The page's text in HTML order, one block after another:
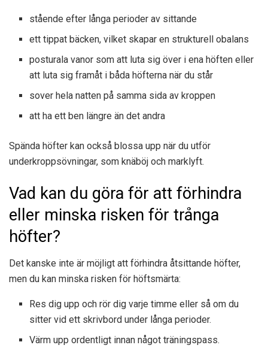
stående efter långa perioder av sittande
ett tippat bäcken, vilket skapar en strukturell obalans
posturala vanor som att luta sig över i ena höften eller
att luta sig framåt i båda höfterna när du står
sover hela natten på samma sida av kroppen
att ha ett ben längre än det andra
Spända höfter kan också blossa upp när du utför
underkroppsövningar, som knäböj och marklyft.
Vad kan du göra för att förhindra
eller minska risken för trånga
höfter?
Det kanske inte är möjligt att förhindra åtsittande höfter,
men du kan minska risken för höftsmärta:
Res dig upp och rör dig varje timme eller så om du
sitter vid ett skrivbord under långa perioder.
Värm upp ordentligt innan något träningspass.